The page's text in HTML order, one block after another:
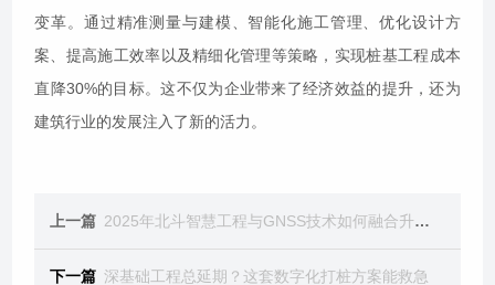
变革。通过精准测量与建模、智能化施工管理、优化设计方
案、提高施工效率以及精细化管理等策略，实现桩基工程成本
直降30%的目标。这不仅为企业带来了经济效益的提升，还为
建筑行业的发展注入了新的活力。
上一篇 2025年北斗智慧工程与GNSS技术如何融合升级？
下一篇 深基础工程总延期？这套数字化打桩方案能救急